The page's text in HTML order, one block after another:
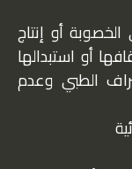
أو إنتاج
أو استبدالها
الطبي وعدم